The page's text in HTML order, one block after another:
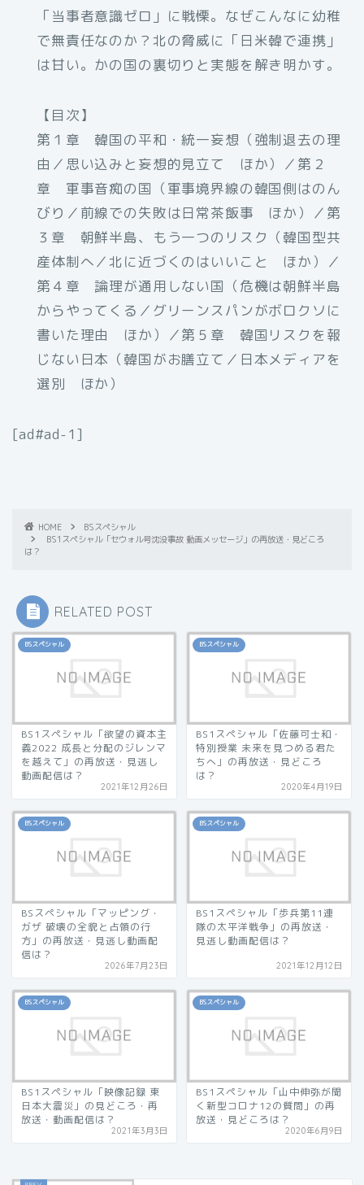
「当事者意識ゼロ」に戦慄。なぜこんなに幼稚
で無責任なのか？北の脅威に「日米韓で連携」
は甘い。かの国の裏切りと実態を解き明かす。
【目次】
第１章 韓国の平和・統一妄想（強制退去の理
由／思い込みと妄想的見立て ほか）／第２
章 軍事音痴の国（軍事境界線の韓国側はのん
びり／前線での失敗は日常茶飯事 ほか）／第
３章 朝鮮半島、もう一つのリスク（韓国型共
産体制へ／北に近づくのはいいこと ほか）／
第４章 論理が通用しない国（危機は朝鮮半島
からやってくる／グリーンスパンがボロクソに
書いた理由 ほか）／第５章 韓国リスクを報
じない日本（韓国がお膳立て／日本メディアを
選別 ほか）
[ad#ad-1]
HOME
BSスペシャル
BS1スペシャル「セウォル号沈没事故 動画メッセージ」の再放送・見どころ
は？
RELATED POST
BSスペシャル
BS1スペシャル「欲望の資本主
義2022 成長と分配のジレンマ
を越えて」の再放送・見逃し
動画配信は？
2021年12月26日
BSスペシャル
BS1スペシャル「佐藤可士和・
特別授業 未来を見つめる君た
ちへ」の再放送・見どころ
は？
2020年4月19日
BSスペシャル
BSスペシャル「マッピング・
ガザ 破壊の全貌と占領の行
方」の再放送・見逃し動画配
信は？
2026年7月23日
BSスペシャル
BS1スペシャル「歩兵第11連
隊の太平洋戦争」の再放送・
見逃し動画配信は？
2021年12月12日
BSスペシャル
BS1スペシャル「映像記録 東
日本大震災」の見どころ・再
放送・動画配信は？
2021年3月3日
BSスペシャル
BS1スペシャル「山中伸弥が聞
く新型コロナ12の質問」の再
放送・見どころは？
2020年6月9日